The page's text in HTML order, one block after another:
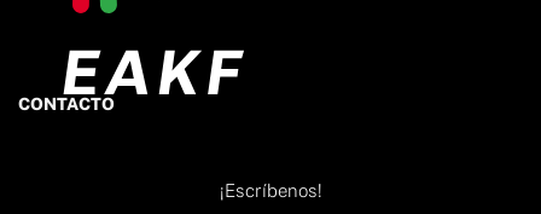
CONTACTO
¡Escríbenos!